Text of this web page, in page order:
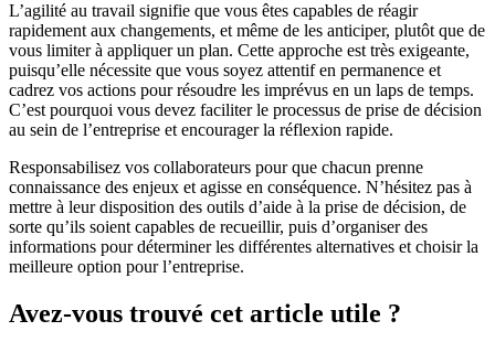
L’agilité au travail signifie que vous êtes capables de réagir
rapidement aux changements, et même de les anticiper, plutôt que de
vous limiter à appliquer un plan. Cette approche est très exigeante,
puisqu’elle nécessite que vous soyez attentif en permanence et
cadrez vos actions pour résoudre les imprévus en un laps de temps.
C’est pourquoi vous devez faciliter le processus de prise de décision
au sein de l’entreprise et encourager la réflexion rapide.
Responsabilisez vos collaborateurs pour que chacun prenne
connaissance des enjeux et agisse en conséquence. N’hésitez pas à
mettre à leur disposition des outils d’aide à la prise de décision, de
sorte qu’ils soient capables de recueillir, puis d’organiser des
informations pour déterminer les différentes alternatives et choisir la
meilleure option pour l’entreprise.
Avez-vous trouvé cet article utile ?